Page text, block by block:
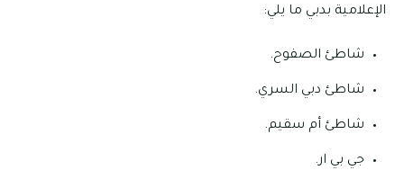
الإعلامية بدبي ما يلي:
شاطئ الصفوح.
شاطئ دبي السري.
شاطئ أم سقيم.
جي بي ار.